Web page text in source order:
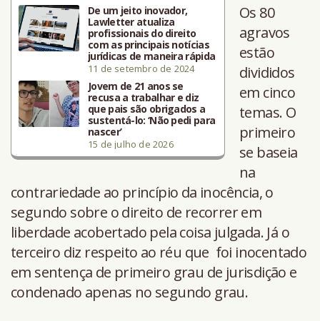
De um jeito inovador,
Lawletter atualiza
profissionais do direito
com as principais notícias
jurídicas de maneira rápida
11 de setembro de 2024
Jovem de 21 anos se
recusa a trabalhar e diz
que pais são obrigados a
sustentá-lo: ‘Não pedi para
nascer’
15 de julho de 2026
Os 80
agravos
estão
divididos
em cinco
temas. O
primeiro
se baseia
na
contrariedade ao princípio da inocência, o
segundo sobre o direito de recorrer em
liberdade acobertado pela coisa julgada. Já o
terceiro diz respeito ao réu que foi inocentado
em sentença de primeiro grau de jurisdição e
condenado apenas no segundo grau.